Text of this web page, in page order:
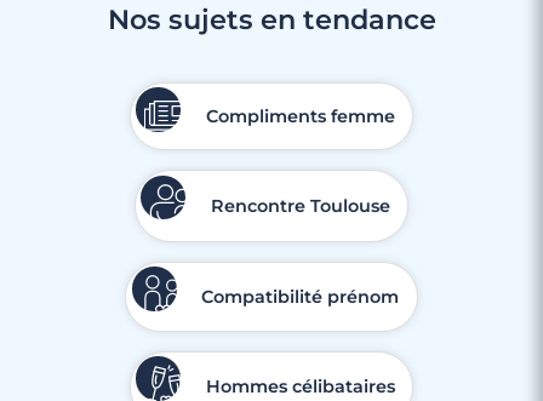
Nos sujets en tendance
Compliments femme
Rencontre Toulouse
Compatibilité prénom
Hommes célibataires